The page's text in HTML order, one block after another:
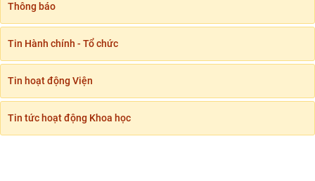
Thông báo
Tin Hành chính - Tổ chức
Tin hoạt động Viện
Tin tức hoạt động Khoa học
việc với Tiểu ban Văn hóa - Xã hội - Văn học,
nghệ
công tác kiểm